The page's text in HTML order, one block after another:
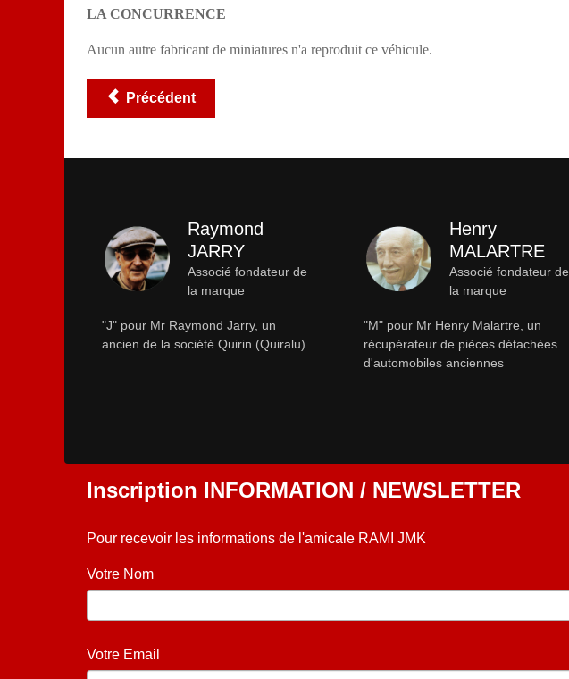
LA CONCURRENCE
Aucun autre fabricant de miniatures n'a reproduit ce véhicule.
Précédent
Raymond
JARRY
Associé fondateur de
la marque
"J" pour Mr Raymond Jarry, un
ancien de la société Quirin (Quiralu)
Henry
MALARTRE
Associé fondateur de
la marque
"M" pour Mr Henry Malartre, un
récupérateur de pièces détachées
d'automobiles anciennes
Inscription INFORMATION / NEWSLETTER
Pour recevoir les informations de l'amicale RAMI JMK
Votre Nom
Votre Email